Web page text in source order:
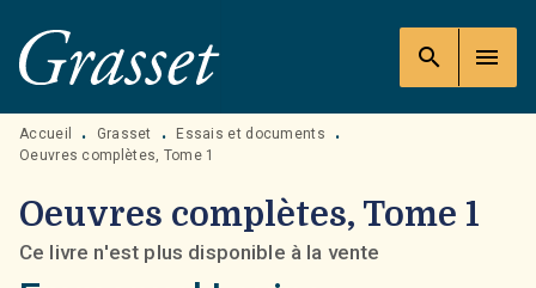
MENU RECHERCHE
PIED DE PAGE
search menu
Accueil • Grasset • Essais et documents
•
Oeuvres complètes, Tome 1
Oeuvres complètes, Tome 1
Ce livre n'est plus disponible à la vente